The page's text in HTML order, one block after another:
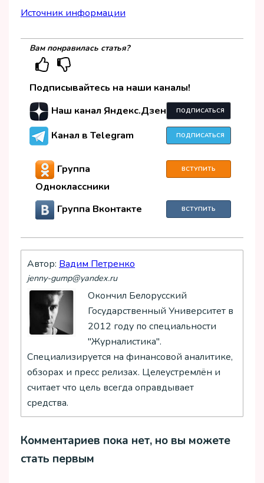
Источник информации
Вам понравилась статья?
Подписывайтесь на наши каналы!
Наш канал Яндекс.Дзен
ПОДПИСАТЬСЯ
Канал в Telegram ПОДПИСАТЬСЯ
Группа
Одноклассники
ВСТУПИТЬ
Группа Вконтакте ВСТУПИТЬ
Автор: Вадим Петренко
jenny-gump@yandex.ru
Окончил Белорусский
Государственный Университет в
2012 году по специальности
"Журналистика".
Специализируется на финансовой аналитике,
обзорах и пресс релизах. Целеустремлён и
считает что цель всегда оправдывает
средства.
Комментариев пока нет, но вы можете
стать первым